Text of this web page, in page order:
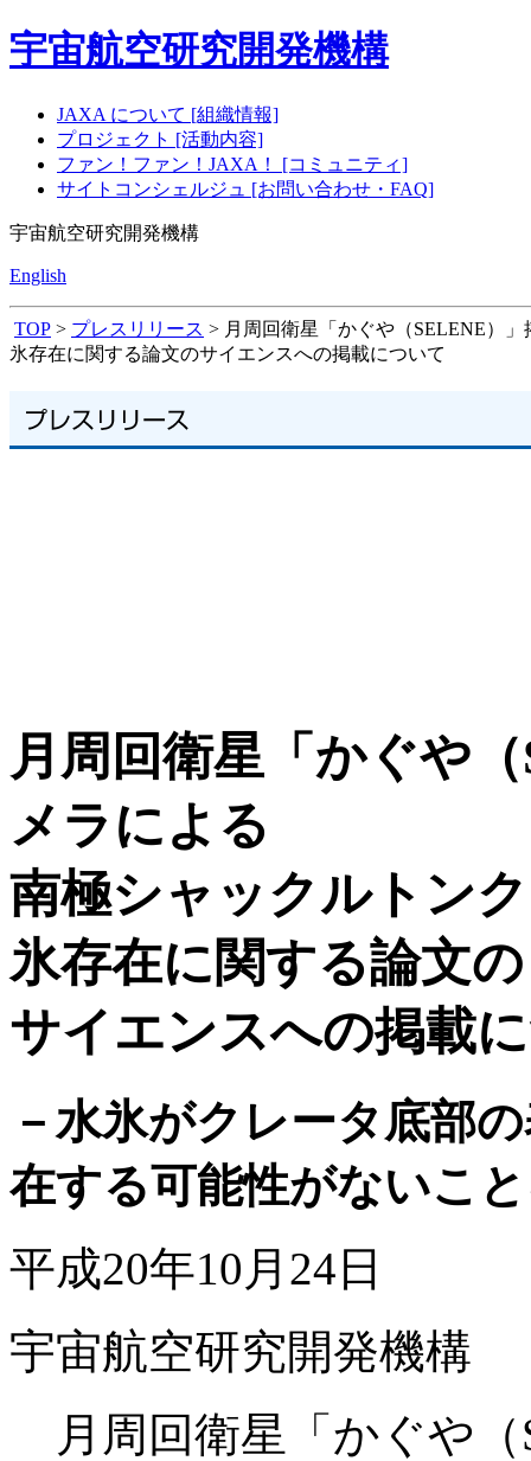
宇宙航空研究開発機構
JAXA について [組織情報]
プロジェクト [活動内容]
ファン！ファン！JAXA！ [コミュニティ]
サイトコンシェルジュ [お問い合わせ・FAQ]
宇宙航空研究開発機構
English
TOP > プレスリリース > 月周回衛星「かぐや（SELENE）
氷存在に関する論文のサイエンスへの掲載について
月周回衛星「かぐや
メラによる
南極シャックルトン
氷存在に関する論文の
サイエンスへの掲載
－水氷がクレータ底部
在する可能性がないこ
平成20年10月24日
宇宙航空研究開発機構
月周回衛星「かぐや（